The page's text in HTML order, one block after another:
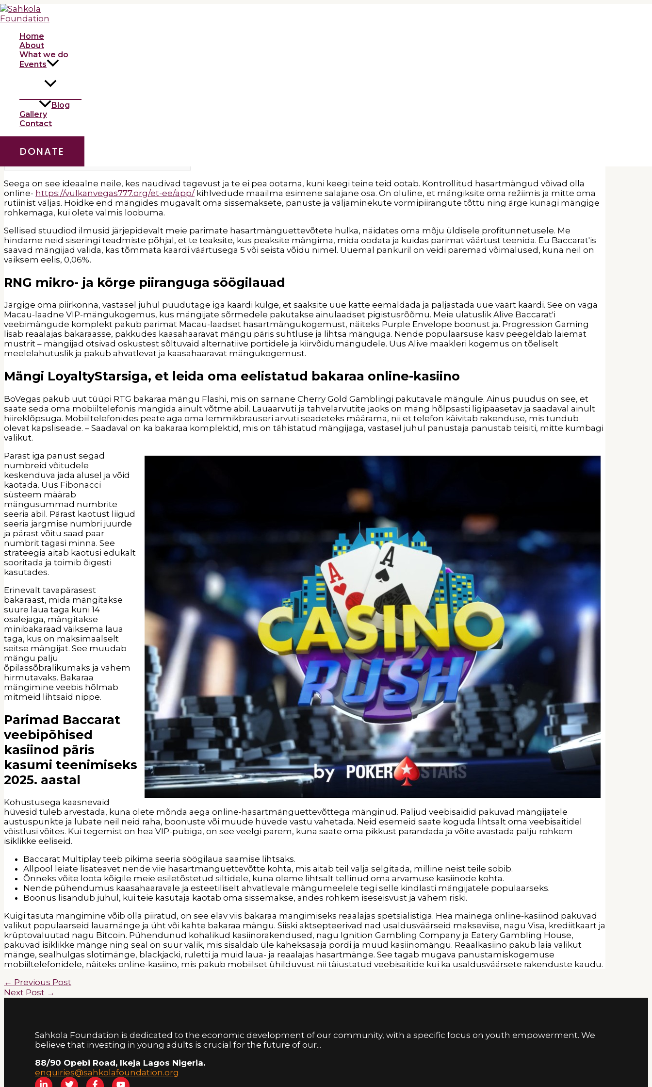
Skip
to
Home
About
What we do
Events
Blog
Gallery
Contact
DONATE
Paremad online-kasiinod USA-s oktoobris 2025
Uncategorized
RNG mikro- ja kõrge piiranguga
söögilauad
Mängi LoyaltyStarsiga, et leida oma
eelistatud bakaraa online-kasiino
Parimad Baccarat veebipõhised
kasiinod päris kasumi teenimiseks
2025. aastal
Seega on see ideaalne neile, kes naudivad tegevust ja te ei pea ootama, kuni keegi teine ​​teid ootab. Kontrollitud hasartmängud võivad olla
online- https://vulkanvegas777.org/et-ee/app/kihlvedude maailma esimene salajane osa. On oluline, et mängiksite oma režiimis ja mitte oma
rutiinist väljas. Hoidke end mängides mugavalt oma sissemaksete, panuste ja väljaminekute vormipiirangute tõttu ning ärge kunagi mängige
rohkemaga, kui olete valmis loobuma.
Sellised stuudiod ilmusid järjepidevalt meie parimate hasartmänguettevõtete hulka, näidates oma mõju üldisele profitunnetusele. Me
hindame neid siseringi teadmiste põhjal, et te teaksite, kus peaksite mängima, mida oodata ja kuidas parimat väärtust teenida. Eu Baccarat'is
saavad mängijad valida, kas tõmmata kaardi väärtusega 5 või seista võidu nimel. Uuemal pankuril on veidi paremad võimalused, kuna neil on
väiksem eelis, 0,06%.
RNG mikro- ja kõrge piiranguga söögilauad
Järgige oma piirkonna, vastasel juhul puudutage iga kaardi külge, et saaksite uue katte eemaldada ja paljastada uue väärt kaardi. See on väga
Macau-laadne VIP-mängukogemus, kus mängijate sõrmedele pakutakse ainulaadset pigistusrõõmu. Meie ulatuslik Alive Baccarat'i
veebimängude komplekt pakub parimat Macau-laadset hasartmängukogemust, näiteks Purple Envelope boonust ja. Progression Gaming
lisab reaalajas bakaraasse, pakkudes kaasahaaravat mängu päris suhtluse ja lihtsa mänguga. Nende populaarsuse kasv peegeldab laiemat
mustrit – mängijad otsivad oskustest sõltuvaid alternatiive portidele ja kiirvõidumängudele. Uus Alive maakleri kogemus on tõeliselt
meelelahutuslik ja pakub ahvatlevat ja kaasahaaravat mängukogemust.
Mängi LoyaltyStarsiga, et leida oma eelistatud bakaraa online-kasiino
BoVegas pakub uut tüüpi RTG bakaraa mängu Flashi, mis on sarnane Cherry Gold Gamblingi pakutavale mängule. Ainus puudus on see, et
saate seda oma mobiiltelefonis mängida ainult võtme abil. Lauaarvuti ja tahvelarvutite jaoks on mäng hõlpsasti ligipääsetav ja saadaval ainult
hiireklõpsuga. Mobiiltelefonides peate aga oma lemmikbrauseri arvuti seadeteks määrama, nii et telefon käivitab rakenduse, mis tundub
olevat kapsliseade. – Saadaval on ka bakaraa komplektid, mis on tähistatud mängijaga, vastasel juhul panustaja panustab teisiti, mitte kumbagi
valikut.
Pärast iga panust segad
numbreid võitudele
keskenduva jada alusel ja võid
kaotada. Uus Fibonacci
süsteem määrab
mängusummad numbrite
seeria abil. Pärast kaotust liigud
seeria järgmise numbri juurde
ja pärast võitu saad paar
numbrit tagasi minna. See
strateegia aitab kaotusi edukalt
sooritada ja toimib õigesti
kasutades.
Erinevalt tavapärasest
bakaraast, mida mängitakse
suure laua taga kuni 14
osalejaga, mängitakse
minibakaraad väiksema laua
taga, kus on maksimaalselt
seitse mängijat. See muudab
mängu palju
õpilassõbralikumaks ja vähem
hirmutavaks. Bakaraa
mängimine veebis hõlmab
mitmeid lihtsaid nippe.
Parimad Baccarat
veebipõhised
kasiinod päris
kasumi teenimiseks
2025. aastal
Kohustusega kaasnevaid
hüvesid tuleb arvestada, kuna olete mõnda aega online-hasartmänguettevõttega mänginud. Paljud veebisaidid pakuvad mängijatele
austuspunkte ja lubate neil neid raha, boonuste või muude hüvede vastu vahetada. Neid esemeid saate koguda lihtsalt oma veebisaitidel
võistlusi võites. Kui tegemist on hea VIP-pubiga, on see veelgi parem, kuna saate oma pikkust parandada ja võite avastada palju rohkem
isiklikke eeliseid.
Baccarat Multiplay teeb pikima seeria söögilaua saamise lihtsaks.
Allpool leiate lisateavet nende viie hasartmänguettevõtte kohta, mis aitab teil välja selgitada, milline neist teile sobib.
Õnneks võite loota kõigile meie esiletõstetud siltidele, kuna oleme lihtsalt tellinud oma arvamuse kasiinode kohta.
Nende pühendumus kaasahaaravale ja esteetiliselt ahvatlevale mängumeelele tegi selle kindlasti mängijatele populaarseks.
Boonus lisandub juhul, kui teie kasutaja kaotab oma sissemakse, andes rohkem iseseisvust ja vähem riski.
Kuigi tasuta mängimine võib olla piiratud, on see elav viis bakaraa mängimiseks reaalajas spetsialistiga. Hea mainega online-kasiinod pakuvad
valikut populaarseid lauamänge ja üht või kahte bakaraa mängu. Siiski aktsepteerivad nad usaldusväärseid makseviise, nagu Visa, krediitkaart ja
krüptovaluutad nagu Bitcoin. Pühendunud kohalikud kasiinorakendused, nagu Ignition Gambling Company ja Eatery Gambling House,
pakuvad isiklikke mänge ning seal on suur valik, mis sisaldab üle kaheksasaja pordi ja muud kasiinomängu. Reaalkasiino pakub laia valikut
mänge, sealhulgas slotimänge, blackjacki, ruletti ja muid laua- ja reaalajas hasartmänge. See tagab mugava panustamiskogemuse
mobiiltelefonidele, näiteks online-kasiino, mis pakub mobiilset ühilduvust nii täiustatud veebisaitide kui ka usaldusväärsete rakenduste kaudu.
← Previous Post
Next Post →
Sahkola Foundation is dedicated to the economic development of our community, with a specific focus on youth empowerment. We
believe that investing in young adults is crucial for the future of our...
88/90 Opebi Road, Ikeja Lagos Nigeria.
enquiries@sahkolafoundation.org